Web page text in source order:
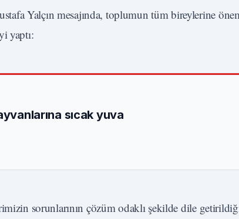
Yalçın mesajında, toplumun tüm bireylerine
yaptı:
sıcak yuva
sorunlarının çözüm odaklı şekilde dile